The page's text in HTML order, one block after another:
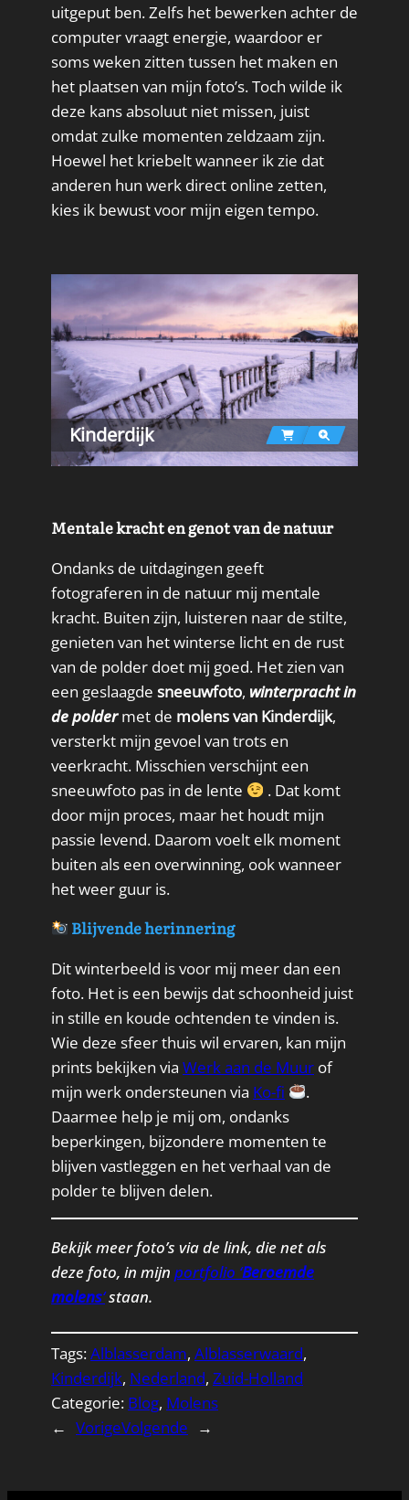
uitgeput ben. Zelfs het bewerken achter de
computer vraagt energie, waardoor er
soms weken zitten tussen het maken en
het plaatsen van mijn foto’s. Toch wilde ik
deze kans absoluut niet missen, juist
omdat zulke momenten zeldzaam zijn.
Hoewel het kriebelt wanneer ik zie dat
anderen hun werk direct online zetten,
kies ik bewust voor mijn eigen tempo.
Kinderdijk
Mentale kracht en genot van de natuur
Ondanks de uitdagingen geeft
fotograferen in de natuur mij mentale
kracht. Buiten zijn, luisteren naar de stilte,
genieten van het winterse licht en de rust
van de polder doet mij goed. Het zien van
een geslaagde sneeuwfoto, winterpracht in
de poldermet de molens van Kinderdijk,
versterkt mijn gevoel van trots en
veerkracht. Misschien verschijnt een
sneeuwfoto pas in de lente
. Dat komt
door mijn proces, maar het houdt mijn
passie levend. Daarom voelt elk moment
buiten als een overwinning, ook wanneer
het weer guur is.
Blijvende herinnering
Dit winterbeeld is voor mij meer dan een
foto. Het is een bewijs dat schoonheid juist
in stille en koude ochtenden te vinden is.
Wie deze sfeer thuis wil ervaren, kan mijn
prints bekijken via Werk aan de Muur of
mijn werk ondersteunen via Ko-fi
.
Daarmee help je mij om, ondanks
beperkingen, bijzondere momenten te
blijven vastleggen en het verhaal van de
polder te blijven delen.
Bekijk meer foto’s via de link, die net als
deze foto, in mijn portfolio ‘Beroemde
molens‘staan.
Tags:Alblasserdam, Alblasserwaard
Kinderdijk, Nederland, Zuid-Holland
Categorie: Blog, Molens
← VorigeVolgende →